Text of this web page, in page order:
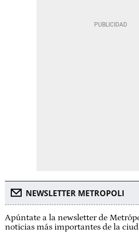
NEWSLETTER METROPOLI
Apúntate a la newsletter de
noticias más importantes de la